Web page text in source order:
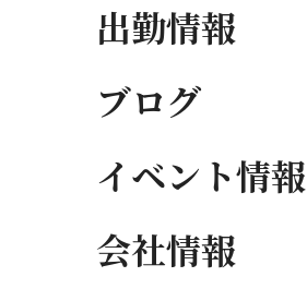
出勤情報
ブログ
イベント情報
会社情報